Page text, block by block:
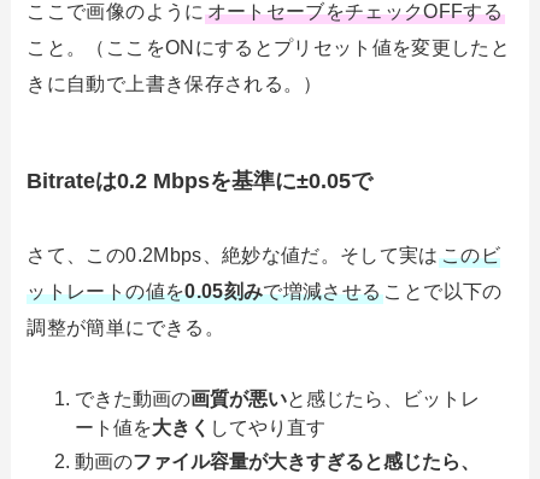
ここで画像のように オートセーブをチェックOFFする
こと。（ここをONにするとプリセット値を変更したと
きに自動で上書き保存される。）
Bitrateは0.2 Mbpsを基準に±0.05で
さて、この0.2Mbps、絶妙な値だ。そして実は このビ
ットレートの値を0.05刻みで増減させる ことで以下の
調整が簡単にできる。
できた動画の画質が悪いと感じたら、ビットレ
ート値を大きく してやり直す
動画のファイル容量が大きすぎると感じたら、